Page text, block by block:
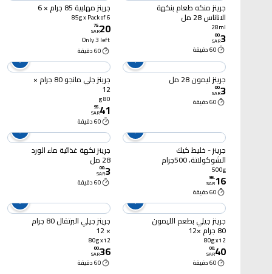
جرينز منكه طعام بنكهة
الاناناس 28 مل
28ml
3
.
00
SAR
60 دقيقة
جرينز مهلبية 85 جرام × 6
85g x Pack of 6
20
.
75
SAR
Only 3 left
60 دقيقة
جرينز ليمون 28 مل
3
.
00
SAR
60 دقيقة
جرينز جلي مانجو 80 جرام ×
12
80 g
41
.
95
SAR
60 دقيقة
جرينز - خليط كيك
الشوكولاتة، 500جرام
500g
16
.
95
SAR
60 دقيقة
جرينز نكهة غذائية ماء الورد
28 مل
3
.
00
SAR
60 دقيقة
جرينز جيلي بطعم الليمون
80 جرام ×12
80g x12
40
.
00
SAR
60 دقيقة
جرينز جيلي البرتقال 80 جرام
× 12
80g x12
36
.
00
SAR
60 دقيقة